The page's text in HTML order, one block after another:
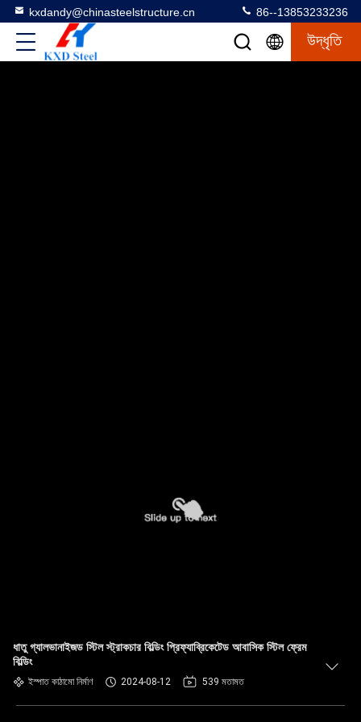
kxdandy@chinasteelstructure.cn 86--13853233236
উদ্ধৃতি
ধাতু গ্যালভানাইজড স্টিল স্ট্রাকচার বিল্ডিং প্রিফ্যাব্রিকেটেড আবাসিক স্টিল ফ্রেম
বিল্ডিং
ইস্পাত কাঠামো নির্মাণ 2024-08-12 539 মতামত